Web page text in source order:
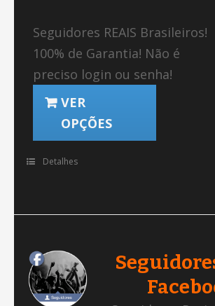
Seguidores REAIS Brasileiros!
100% de Garantia! Não é
preciso login ou senha!
VER
OPÇÕES
Detalhes